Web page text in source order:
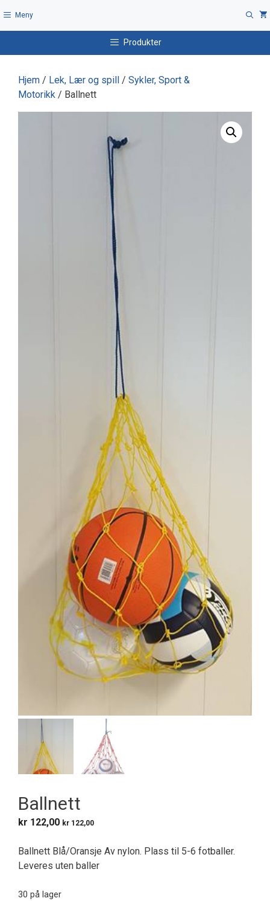
til
Meny
Produkter
Hjem / Lek, Lær og spill / Sykler, Sport &
Motorikk / Ballnett
Ballnett
kr 122,00 kr 122,00
Ballnett Blå/Oransje Av nylon. Plass til 5-6 fotballer.
Leveres uten baller
30 på lager